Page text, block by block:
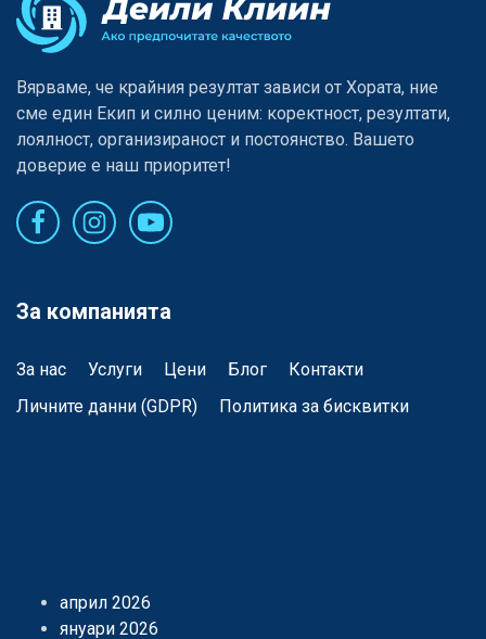
Вярваме, че крайния резултат зависи от Хората, ние
сме един Eкип и силно ценим: коректност, резултати,
лоялност, организираност и постоянство. Вашето
доверие е наш приоритет!
За компанията
За нас Услуги Цени Блог
Контакти
Личните данни (GDPR)
Политика за бисквитки
април 2026
януари 2026